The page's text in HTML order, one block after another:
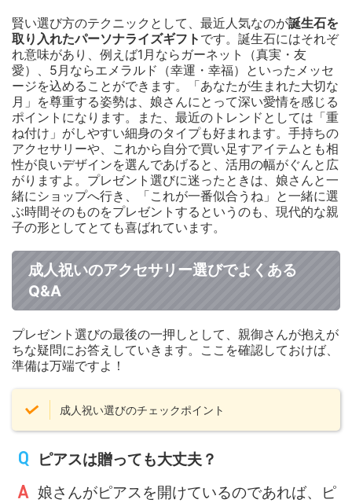
賢い選び方のテクニックとして、最近人気なのが誕生石を
取り入れたパーソナライズギフト です。誕生石にはそれぞ
れ意味があり、例えば1月ならガーネット（真実・友
愛）、5月ならエメラルド（幸運・幸福）といったメッセ
ージを込めることができます。「あなたが生まれた大切な
月」を尊重する姿勢は、娘さんにとって深い愛情を感じる
ポイントになります。また、最近のトレンドとしては「重
ね付け」がしやすい細身のタイプも好まれます。手持ちの
アクセサリーや、これから自分で買い足すアイテムとも相
性が良いデザインを選んであげると、活用の幅がぐんと広
がりますよ。プレゼント選びに迷ったときは、娘さんと一
緒にショップへ行き、「これが一番似合うね」と一緒に選
ぶ時間そのものをプレゼントするというのも、現代的な親
子の形としてとても喜ばれています。
成人祝いのアクセサリー選びでよくある
Q&A
プレゼント選びの最後の一押しとして、親御さんが抱えが
ちな疑問にお答えしていきます。ここを確認しておけば、
準備は万端ですよ！
成人祝い選びのチェックポイント
ピアスは贈っても大丈夫？
娘さんがピアスを開けているのであれば、ピ